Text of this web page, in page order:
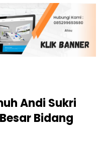
Andi Sukri
Bidang